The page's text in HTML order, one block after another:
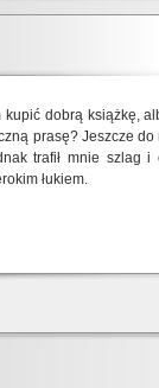
kupić dobrą książkę,
prasę? Jeszcze
trafił mnie szlag
łukiem.